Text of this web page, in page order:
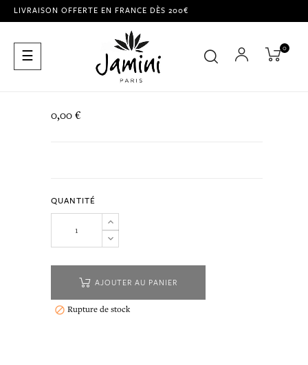
LIVRAISON OFFERTE EN FRANCE DÈS 200€
Basculer
la
☰ 0
0,00 €
QUANTITÉ
AJOUTER AU PANIER
 Rupture de stock